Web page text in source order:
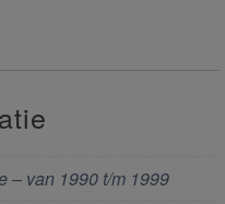
– van 1990 t/m 1999